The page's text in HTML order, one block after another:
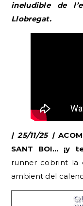
ineludible de
Llobregat.
| 25/11/25 |
SANT BOI… ¡y
runner cobrint la
ambient del